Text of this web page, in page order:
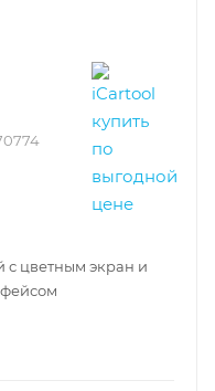
с цветным экран и